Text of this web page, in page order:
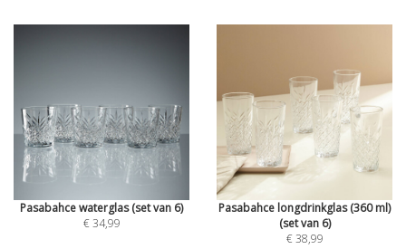
Pasabahce waterglas (set van 6)
€ 34,99
Pasabahce longdrinkglas (360 ml)
(set van 6)
€ 38,99